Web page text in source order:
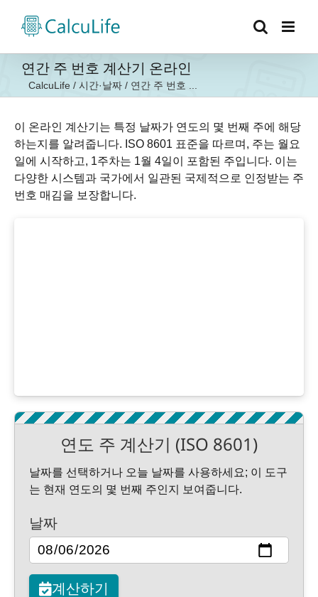
연간 주 번호 계산기 온라인
CalcuLife / 시간·날짜 / 연간 주 번호 ...
이 온라인 계산기는 특정 날짜가 연도의 몇 번째 주에 해당
하는지를 알려줍니다. ISO 8601 표준을 따르며, 주는 월요
일에 시작하고, 1주차는 1월 4일이 포함된 주입니다. 이는
다양한 시스템과 국가에서 일관된 국제적으로 인정받는 주
번호 매김을 보장합니다.
연도 주 계산기 (ISO 8601)
날짜를 선택하거나 오늘 날짜를 사용하세요; 이 도구
는 현재 연도의 몇 번째 주인지 보여줍니다.
날짜
계산하기